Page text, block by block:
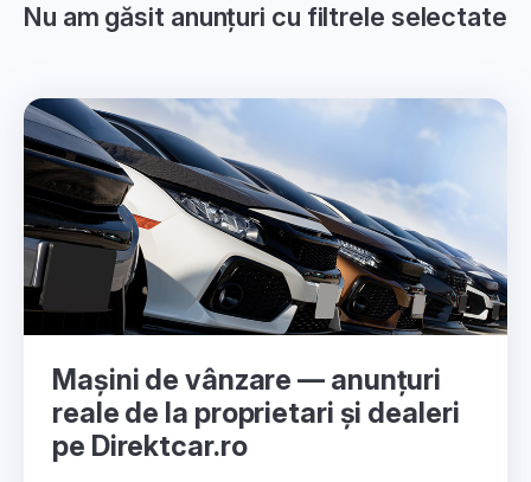
Nu am găsit anunțuri cu filtrele selectate
Mașini de vânzare — anunțuri
reale de la proprietari și dealeri
pe Direktcar.ro